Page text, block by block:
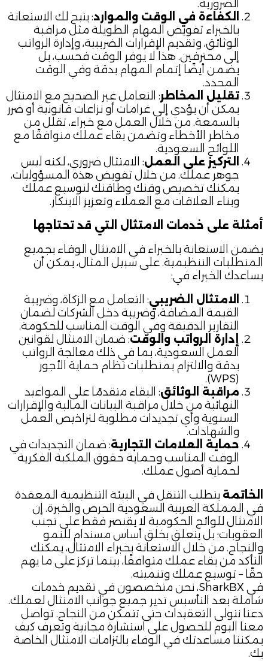
الضرورية.
الكفاءة في الوقت والموارد: يتيح لك الاستعانة
بالخبراء تفويض المهام الطويلة مثل مراقبة
الوثائق، وتقديم الإقرارات الضريبية، وإدارة الرواتب
إلى محترفين. هذا لا يوفر الوقت فحسب، بل
يضمن أيضًا إتمام المهام بدقة وفي الوقت
المحدد.
تقليل المخاطر: التعامل غير الصحيح مع الامتثال
يمكن أن يؤدي إلى غرامات أو نزاعات قانونية أو ضرر
بالسمعة. من خلال العمل مع خبراء، تقلل من
مخاطر الأخطاء وتضمن بقاء عملك متوافقًا مع
اللوائح السعودية.
التركيز على العمل: الامتثال ضروري، لكنه ليس
جوهر عملك. من خلال تفويض هذه المسؤوليات،
يمكنك تخصيص وقتك وطاقتك لتوسيع عملك
وبناء العلاقات مع العملاء وتعزيز الابتكار.
أمثلة على خدمات الامتثال التي قد تحتاجها
يضمن الاستعانة بالخبراء في الامتثال الوفاء بجميع
المتطلبات التنظيمية. على سبيل المثال، يمكن أن
يساعدك الخبراء في:
الامتثال الضريبي: التعامل مع الزكاة، وضريبة
القيمة المضافة، وضريبة دخل الشركات لضمان
التقارير الدقيقة وفي الوقت المناسب للحكومة.
إدارة الرواتب والوقت: ضمان الامتثال لقوانين
العمل السعودية، بما في ذلك معالجة الرواتب
بدقة والالتزام بمتطلبات نظام حماية الأجور
(WPS).
مراقبة الوثائق: البقاء متقدمًا على المواعيد
النهائية من خلال مراقبة البيانات المالية والإقرارات
السنوية وأي تجديدات مطلوبة لتراخيص العمل
والشهادات.
حماية العلامات التجارية: ضمان التجديدات في
الوقت المناسب وحماية حقوق الملكية الفكرية
لحماية أصول عملك.
الخاتمة يتطلب التنقل في البيئة التنظيمية المعقدة
في المملكة العربية السعودية الحرص والخبرة. إن
الامتثال للوائح الحكومية لا يقتصر فقط على تجنب
العقوبات؛ بل يتعلق بخلق أساس مستدام للنمو
والنجاح. من خلال الاستعانة بخبراء الامتثال، يمكنك
التأكد من بقاء عملك متوافقًا، بينما تركز على ما يهم
حقًا – توسيع عملك وتنميته.
في SharkBX، نحن متخصصون في تقديم خدمات
شاملة بعد التأسيس تدير جميع جوانب الامتثال لعملك.
دعنا نتولى التعقيدات حتى تتمكن من النجاح. تواصل
معنا اليوم للحصول على استشارة مجانية وتعرف كيف
يمكننا مساعدتك في الوفاء بالتزامات الامتثال الخاصة
بك.